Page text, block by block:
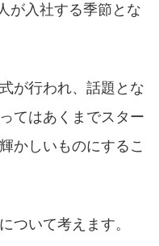
が入社する季節とな
が行われ、話題とな
てはあくまでスター
かしいものにするこ
ついて考えます。